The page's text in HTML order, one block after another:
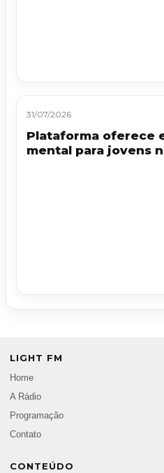
31/07/2026
Plataforma oferece
mental para jovens
LIGHT FM
Home
A Rádio
Programação
Contato
CONTEÚDO